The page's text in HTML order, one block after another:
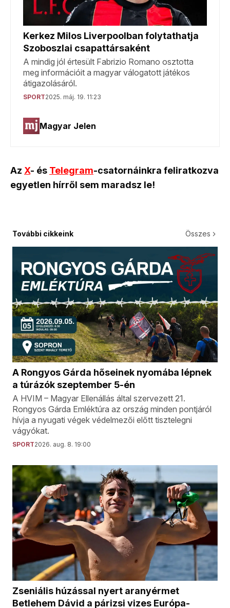
Az X- és Telegram-csatornáinkra feliratkozva
egyetlen hírről sem maradsz le!
További cikkeink Összes
A Rongyos Gárda hőseinek nyomába lépnek
a túrázók szeptember 5-én
A HVIM – Magyar Ellenállás által szervezett 21.
Rongyos Gárda Emléktúra az ország minden pontjáról
hívja a nyugati végek védelmezői előtt tisztelegni
vágyókat.
SPORT2026. aug. 8. 19:00
Zseniális húzással nyert aranyérmet
Betlehem Dávid a párizsi vizes Európa-